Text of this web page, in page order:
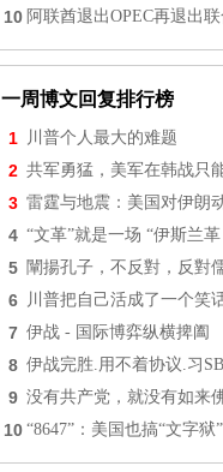
10 阿联酋退出OPEC再退出联
一周博文回复排行榜
1 川普个人最大的难题
2 共军勇猛，美军在韩战只
3 雷霆与地震：美国对伊朗
4 “文革”就是一场 “伊斯兰革
5 闡揚孔子，不反對，反對
6 川普把自己活成了一个笑
7 伊战 - 国际博弈纵横捭阖
8 伊战完胜.用不着协议.习
9 没有共产党，就没有如来
10 “8647”：美国也搞“文字狱”